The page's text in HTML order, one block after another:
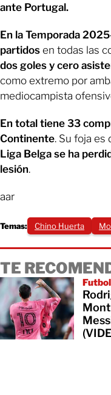
ante Portugal.
En la Temporada
partidos en todas las
dos goles y cero
como extremo por
mediocampista
En total tiene 33
Continente. Su foja es
Liga Belga se ha
lesión.
aar
Temas: Chino Huerta
TE